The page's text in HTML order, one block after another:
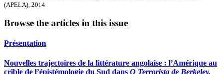
(APELA), 2014
Browse the articles in this issue
Présentation
Nouvelles trajectoires de la littérature angolaise : l’Amérique au
crible de l’épistémologie du Sud dans O Terrorista de Berkeley,